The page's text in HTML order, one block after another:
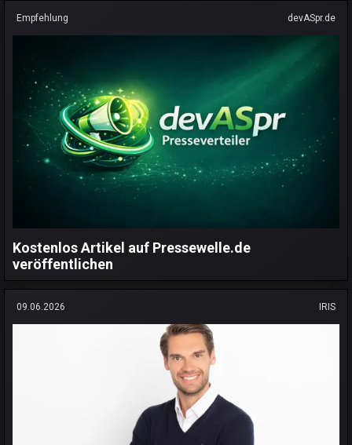
Empfehlung devASpr.de
Kostenlos Artikel auf Pressewelle.de
veröffentlichen
09.06.2026 IRIS